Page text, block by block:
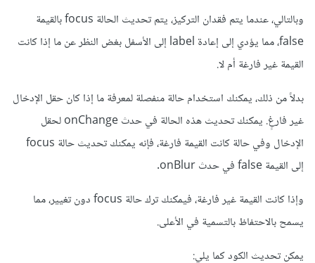
وبالتالي، عندما يتم فقدان التركيز، يتم تحديث الحالة focus بالقيمة
false، مما يؤدي إلى إعادة label إلى الأسفل بغض النظر عن ما إذا كانت
القيمة غير فارغة أم لا.
بدلاً من ذلك، يمكنك استخدام حالة منفصلة لمعرفة ما إذا كان حقل الإدخال
غير فارغٍ. يمكنك تحديث هذه الحالة في حدث onChange لحقل
الإدخال وفي حالة كانت القيمة فارغة، فإنه يمكنك تحديث حالة focus
إلى القيمة false في حدث onBlur.
وإذا كانت القيمة غير فارغة، فيمكنك ترك حالة focus دون تغيير، مما
يسمح بالاحتفاظ بالتسمية في الأعلى.
يمكن تحديث الكود كما يلي: